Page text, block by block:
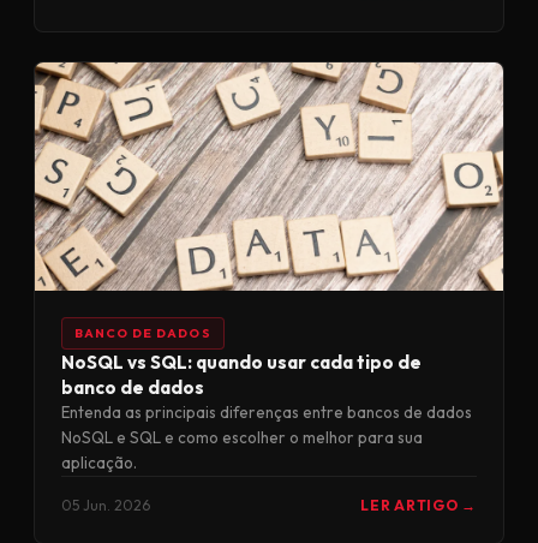
BANCO DE DADOS
NoSQL vs SQL: quando usar cada tipo de
banco de dados
Entenda as principais diferenças entre bancos de dados
NoSQL e SQL e como escolher o melhor para sua
aplicação.
05 Jun. 2026 LER ARTIGO →